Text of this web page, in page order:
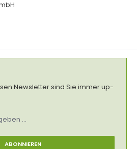
Newsletter sind Sie immer up-
ABONNIEREN